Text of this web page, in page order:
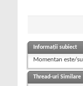
Informații subiect
Momentan este/
Thread-uri Similare